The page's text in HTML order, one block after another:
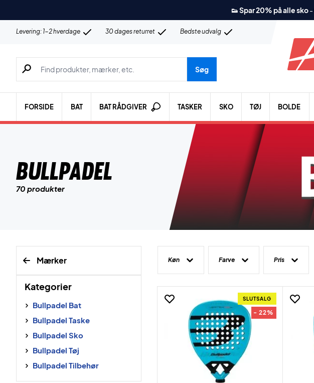
👟 Spar 20% på alle sko-
Levering: 1-2 hverdage 30 dages returret Bedste udvalg
Søg efter produkter, mærker etc.
Søg
FORSIDE BAT BAT RÅDGIVER TASKER SKO TØJ BOLDE
Bullpadel
70 produkter
Mærker
Kategorier
Bullpadel Bat
Bullpadel Taske
Bullpadel Sko
Bullpadel Tøj
Bullpadel Tilbehør
Køn Farve Pris
SLUTSALG
- 22%